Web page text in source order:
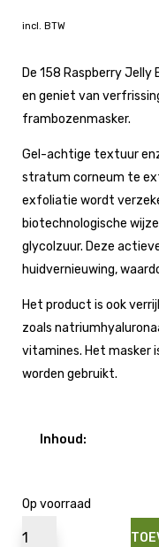
incl. BTW
De 158 Raspberry
en geniet van
frambozenmasker.
Gel-achtige textuur
stratum corneum te
exfoliatie wordt
biotechnologische
glycolzuur. Deze
huidvernieuwing,
Het product is ook
zoals
vitamines. Het masker
worden gebruikt.
Inhoud:
Op voorraad